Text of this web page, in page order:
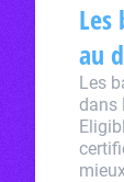
au
Les
dans